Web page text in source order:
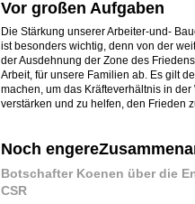
Vor großen Aufgaben
Die Stärkung unserer Arbeiter-und-
ist besonders wichtig, denn von der
der Ausdehnung der Zone des
Arbeit, für unsere Familien ab. Es gilt
machen, um das Kräfteverhältnis in
verstärken und zu helfen, den Frieden
Noch
Botschafter Koenen über die
CSR